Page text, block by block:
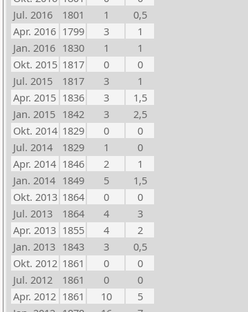
Jul. 2016
1801 1
0,5
Apr. 2016 1799 3
1
Jan. 2016 1830 1
1
Okt. 2015 1817 0
0
Jul. 2015
1817 3
1
Apr. 2015 1836 3
1,5
Jan. 2015 1842 3
2,5
Okt. 2014 1829 0
0
Jul. 2014
1829 1
0
Apr. 2014 1846 2
1
Jan. 2014 1849 5
1,5
Okt. 2013 1864 0
0
Jul. 2013
1864 4
3
Apr. 2013 1855 4
2
Jan. 2013 1843 3
0,5
Okt. 2012 1861 0
0
Jul. 2012
1861 0
0
Apr. 2012 1861 10
5